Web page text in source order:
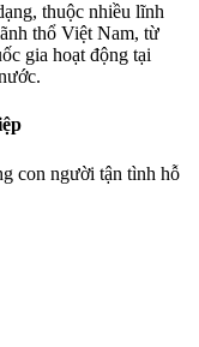
thuộc nhiều lĩnh
thổ Việt Nam, từ
gia hoạt động tại
con người tận tình hỗ